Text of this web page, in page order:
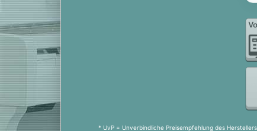
* UvP = Unverbindliche Preisempfehlung des